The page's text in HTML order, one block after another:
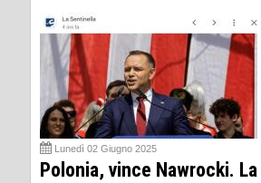
Lunedì 02 Giugno 2025
Polonia, vince Nawrocki.